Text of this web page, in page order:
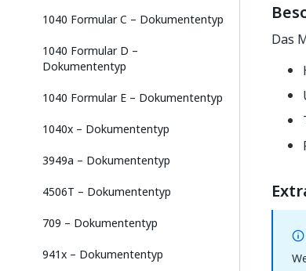
1040 Formular C – Dokumententyp
1040 Formular D –
Dokumententyp
1040 Formular E – Dokumententyp
1040x – Dokumententyp
3949a – Dokumententyp
4506T – Dokumententyp
709 – Dokumententyp
941x – Dokumententyp
Das